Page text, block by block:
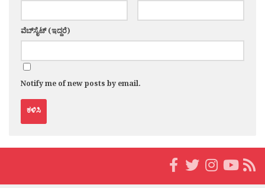
ವೆಬ್‌ಸೈಟ್ (ಇದ್ದರೆ)
Notify me of new posts by email.